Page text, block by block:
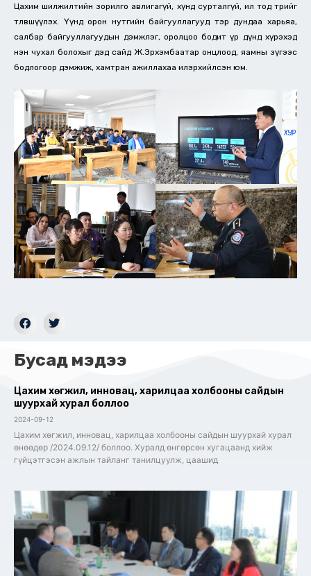
Цахим шилжилтийн зорилго авлигагүй, хүнд сурталгүй, ил тод төрийг
төлөвшүүлэх. Үүнд орон нутгийн байгууллагууд тэр дундаа харьяа,
салбар байгууллагуудын дэмжлэг, оролцоо бодит үр дүнд хүрэхэд
нэн чухал болохыг дэд сайд Ж.Эрхэмбаатар онцлоод, яамны зүгээс
бодлогоор дэмжиж, хамтран ажиллахаа илэрхийлсэн юм.
Бусад мэдээ
Цахим хөгжил, инновац, харилцаа холбооны сайдын
шуурхай хурал боллоо
2024-09-12
Цахим хөгжил, инновац, харилцаа холбооны сайдын шуурхай хурал
өнөөдөр /2024.09.12/ боллоо. Хуралд өнгөрсөн хугацаанд хийж
гүйцэтгэсэн ажлын тайланг танилцуулж, цаашид